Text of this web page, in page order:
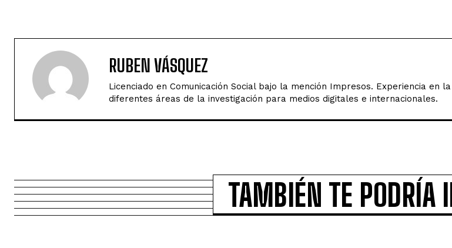
RUBEN VÁSQUEZ
Licenciado en Comunicación Social bajo la mención Impresos. Experiencia en
diferentes áreas de la investigación para medios digitales e internacionales.
TAMBIÉN TE PODRÍA